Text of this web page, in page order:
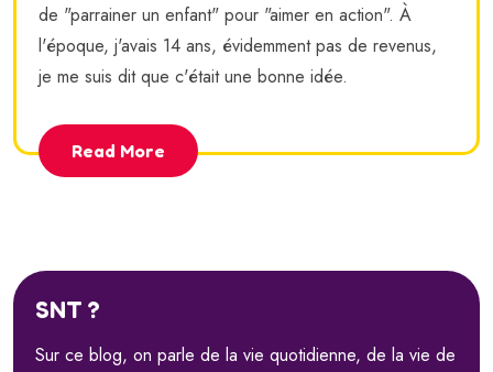
de "parrainer un enfant" pour "aimer en action". À
l'époque, j'avais 14 ans, évidemment pas de revenus,
je me suis dit que c'était une bonne idée.
Read More
SNT ?
Sur ce blog, on parle de la vie quotidienne, de la vie de